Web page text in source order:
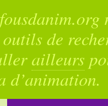
de
ailleurs
d’animation.